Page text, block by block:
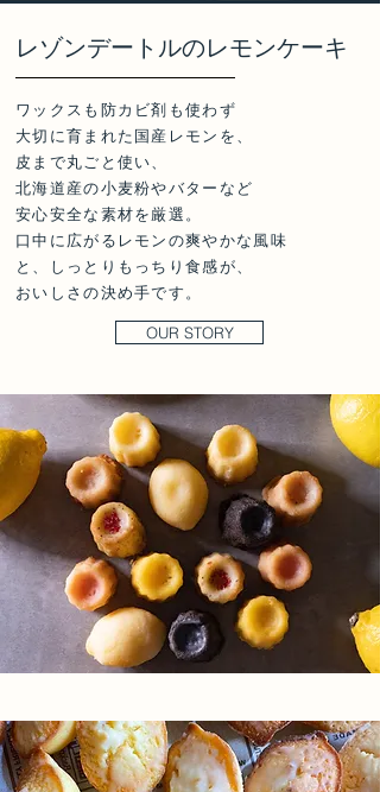
​レゾンデートルのレモンケーキ
ワックスも防カビ剤も使わず
大切に育まれた国産レモンを、
皮まで丸ごと使い、
北海道産の小麦粉やバターなど
安心安全な素材を厳選。
口中に広がるレモンの爽やかな風味
と、しっとりもっちり食感が、
おいしさの決め手です。
OUR STORY